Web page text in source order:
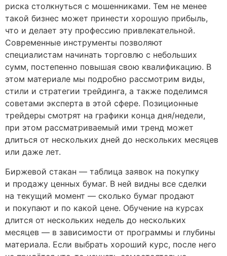
риска столкнуться с мошенниками. Тем не менее
такой бизнес может принести хорошую прибыль,
что и делает эту профессию привлекательной.
Современные инструменты позволяют
специалистам начинать торговлю с небольших
сумм, постепенно повышая свою квалификацию. В
этом материале мы подробно рассмотрим виды,
стили и стратегии трейдинга, а также поделимся
советами эксперта в этой сфере. Позиционные
трейдеры смотрят на графики конца дня/недели,
при этом рассматриваемый ими тренд может
длиться от нескольких дней до нескольких месяцев
или даже лет.
Биржевой стакан — таблица заявок на покупку
и продажу ценных бумаг. В ней видны все сделки
на текущий момент — сколько бумаг продают
и покупают и по какой цене. Обучение на курсах
длится от нескольких недель до нескольких
месяцев — в зависимости от программы и глубины
материала. Если выбрать хороший курс, после него